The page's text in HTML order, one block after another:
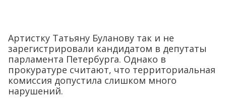
Артистку Татьяну Буланову так и не
зарегистрировали кандидатом в депутаты
парламента Петербурга. Однако в
прокуратуре считают, что территориальная
комиссия допустила слишком много
нарушений.